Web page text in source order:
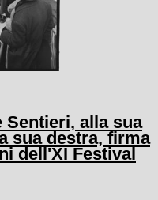
Sentieri, alla sua
sua destra, firma
dell'XI Festival